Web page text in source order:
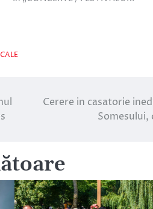
Cerere in casatorie
Somesului,